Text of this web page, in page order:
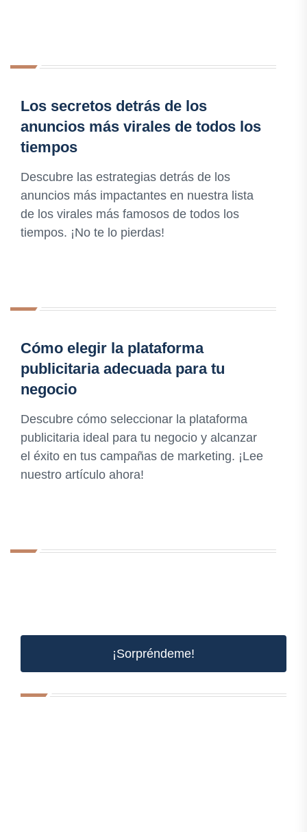
Los secretos detrás de los
anuncios más virales de todos los
tiempos
Descubre las estrategias detrás de los
anuncios más impactantes en nuestra lista
de los virales más famosos de todos los
tiempos. ¡No te lo pierdas!
Cómo elegir la plataforma
publicitaria adecuada para tu
negocio
Descubre cómo seleccionar la plataforma
publicitaria ideal para tu negocio y alcanzar
el éxito en tus campañas de marketing. ¡Lee
nuestro artículo ahora!
¡Sorpréndeme!